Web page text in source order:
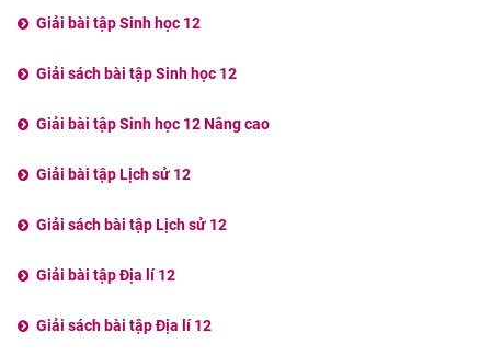
Giải bài tập Sinh học 12
Giải sách bài tập Sinh học 12
Giải bài tập Sinh học 12 Nâng cao
Giải bài tập Lịch sử 12
Giải sách bài tập Lịch sử 12
Giải bài tập Địa lí 12
Giải sách bài tập Địa lí 12